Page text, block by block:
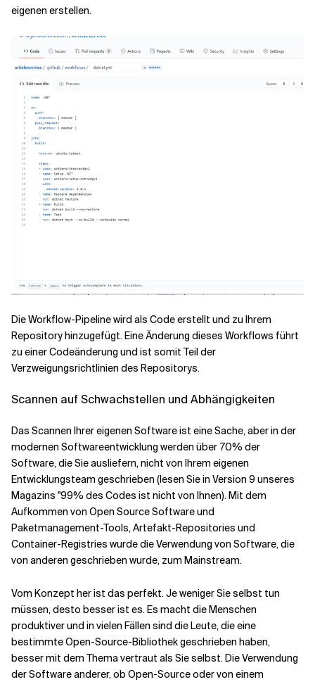
eigenen erstellen.
Die Workflow-Pipeline wird als Code erstellt und zu Ihrem
Repository hinzugefügt. Eine Änderung dieses Workflows führt
zu einer Codeänderung und ist somit Teil der
Verzweigungsrichtlinien des Repositorys.
Scannen auf Schwachstellen und Abhängigkeiten
Das Scannen Ihrer eigenen Software ist eine Sache, aber in der
modernen Softwareentwicklung werden über 70% der
Software, die Sie ausliefern, nicht von Ihrem eigenen
Entwicklungsteam geschrieben (lesen Sie in Version 9 unseres
Magazins "99% des Codes ist nicht von Ihnen). Mit dem
Aufkommen von Open Source Software und
Paketmanagement-Tools, Artefakt-Repositories und
Container-Registries wurde die Verwendung von Software, die
von anderen geschrieben wurde, zum Mainstream.
Vom Konzept her ist das perfekt. Je weniger Sie selbst tun
müssen, desto besser ist es. Es macht die Menschen
produktiver und in vielen Fällen sind die Leute, die eine
bestimmte Open-Source-Bibliothek geschrieben haben,
besser mit dem Thema vertraut als Sie selbst. Die Verwendung
der Software anderer, ob Open-Source oder von einem